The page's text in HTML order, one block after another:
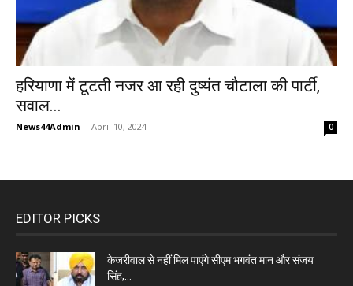
हरियाणा में टूटती नजर आ रही दुष्यंत चौटाला की पार्टी,
सवाल...
News44Admin - April 10, 2024 0
EDITOR PICKS
केजरीवाल से नहीं मिल पाएंगे सीएम भगवंत मान और संजय
सिंह,...